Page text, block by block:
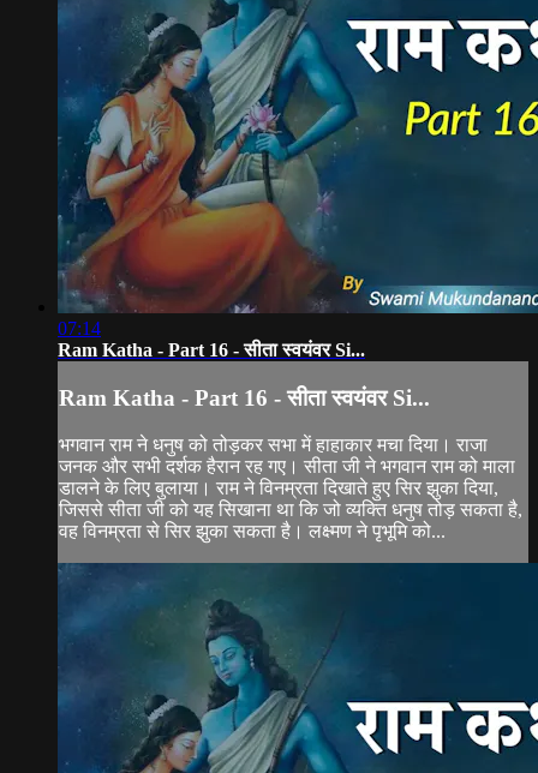
07:14
Ram Katha - Part 16 - सीता स्वयंवर Si...
Ram Katha - Part 16 - सीता स्वयंवर Si...
भगवान राम ने धनुष को तोड़कर सभा में हाहाकार मचा दिया। राजा
जनक और सभी दर्शक हैरान रह गए। सीता जी ने भगवान राम को माला
डालने के लिए बुलाया। राम ने विनम्रता दिखाते हुए सिर झुका दिया,
जिससे सीता जी को यह सिखाना था कि जो व्यक्ति धनुष तोड़ सकता है,
वह विनम्रता से सिर झुका सकता है। लक्ष्मण ने पृभूमि को...